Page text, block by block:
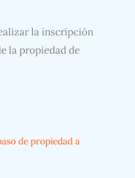
la inscripción
la propiedad de